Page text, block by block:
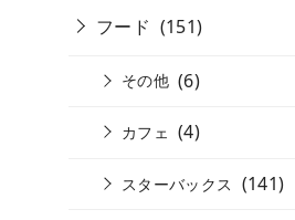
フード (151)
その他 (6)
カフェ (4)
スターバックス (141)